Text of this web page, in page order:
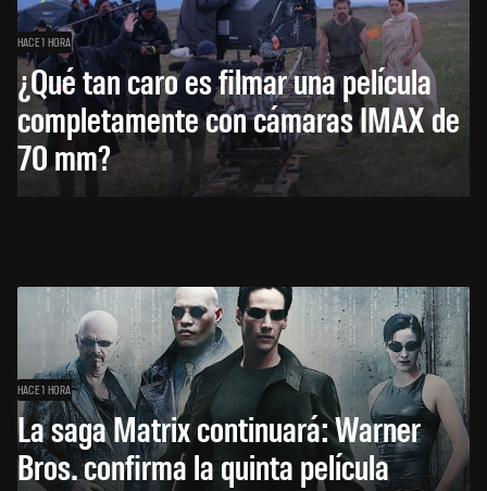
HACE 1 HORA
¿Qué tan caro es filmar una película
completamente con cámaras IMAX de
70 mm?
HACE 1 HORA
La saga Matrix continuará: Warner
Bros. confirma la quinta película